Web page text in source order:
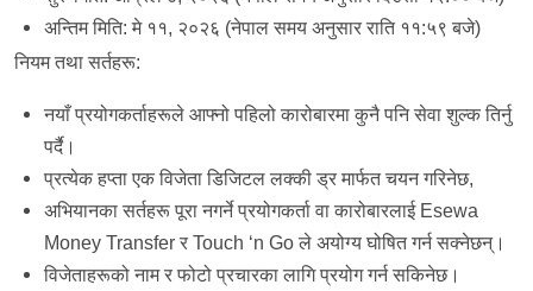
अन्तिम मिति: मे ११, २०२६ (नेपाल समय अनुसार राति ११:५९ बजे)
नियम तथा सर्तहरू:
नयाँ प्रयोगकर्ताहरूले आफ्नो पहिलो कारोबारमा कुनै पनि सेवा शुल्क तिर्नु
पर्दै।
प्रत्येक हप्ता एक विजेता डिजिटल लक्की ड्र मार्फत चयन गरिनेछ,
अभियानका सर्तहरू पूरा नगर्ने प्रयोगकर्ता वा कारोबारलाई Esewa
Money Transfer र Touch ‘n Go ले अयोग्य घोषित गर्न सक्नेछन्।
विजेताहरूको नाम र फोटो प्रचारका लागि प्रयोग गर्न सकिनेछ।